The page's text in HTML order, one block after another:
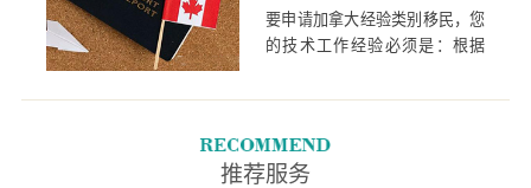
要申请加拿大经验类别移民，您
的技术工作经验必须是：根据
TEER 0、1、2或3类的工作.在
作(或同等数量的兼职工作)
推荐服务